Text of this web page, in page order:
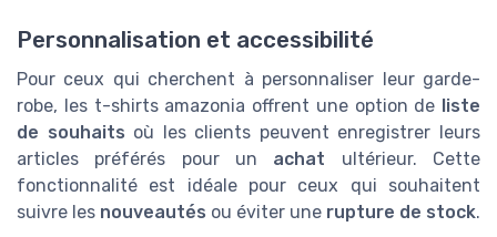
Personnalisation et accessibilité
Pour ceux qui cherchent à personnaliser leur garde-
robe, les t-shirts amazonia offrent une option de liste
de souhaits où les clients peuvent enregistrer leurs
articles préférés pour un achat ultérieur. Cette
fonctionnalité est idéale pour ceux qui souhaitent
suivre les nouveautés ou éviter une rupture de stock.